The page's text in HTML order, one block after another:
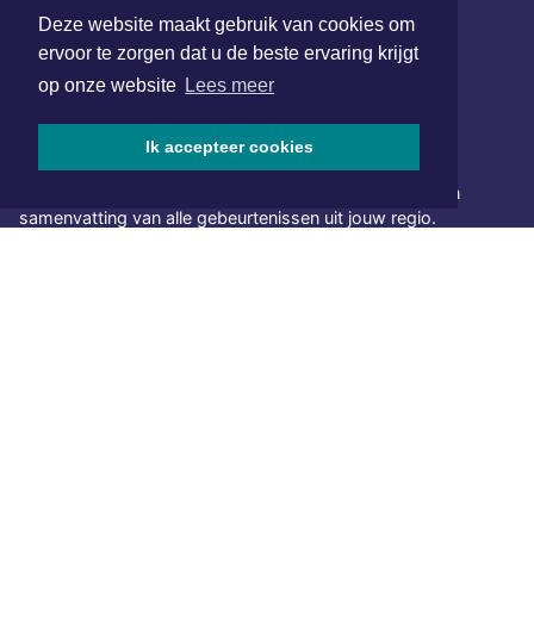
Deze website maakt gebruik van cookies om
ervoor te zorgen dat u de beste ervaring krijgt
op onze website Lees meer
Ik accepteer cookies
www.xyto.nl
SOCIAL MEDIA
NIEUWSBRIEF AANMELDEN
Schrijf je in voor onze nieuwsbrief en krijg wekelijks een
samenvatting van alle gebeurtenissen uit jouw regio.